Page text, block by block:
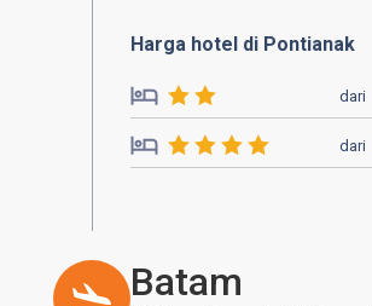
Harga hotel di Pontianak
dari
dari
Batam